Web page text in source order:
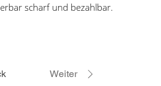
scharf und bezahlbar.
Weiter